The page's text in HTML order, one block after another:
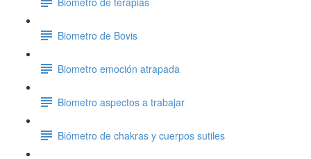
Biometro de Bovis
Biometro emoción atrapada
Biometro aspectos a trabajar
Biómetro de chakras y cuerpos sutiles